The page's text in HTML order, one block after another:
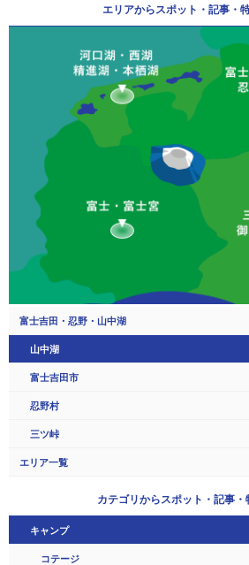
エリアからスポット・記事・
富士吉田・忍野・山中湖
山中湖
富士吉田市
忍野村
三ツ峠
エリア一覧
カテゴリから スポット・記事
キャンプ
コテージ